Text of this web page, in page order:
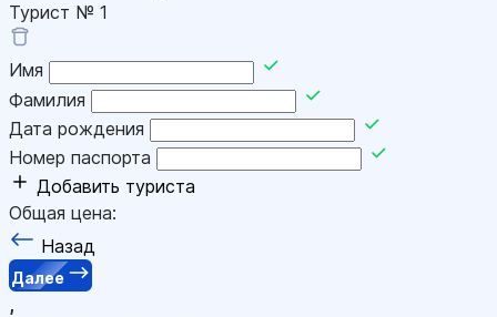
Турист № 1
Имя
Фамилия
Дата рождения
Номер паспорта
Добавить туриста
Общая цена:
Назад
Далее
,